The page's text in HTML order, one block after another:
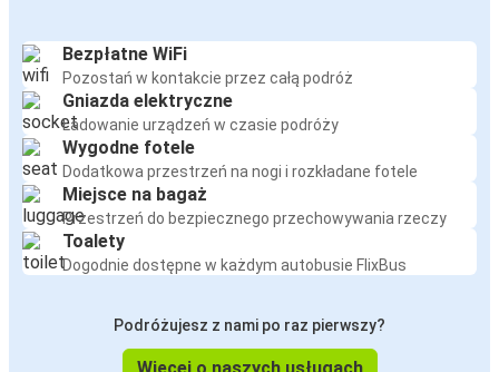
Bezpłatne WiFi
Pozostań w kontakcie przez całą podróż
Gniazda elektryczne
Ładowanie urządzeń w czasie podróży
Wygodne fotele
Dodatkowa przestrzeń na nogi i rozkładane fotele
Miejsce na bagaż
Przestrzeń do bezpiecznego przechowywania rzeczy
Toalety
Dogodnie dostępne w każdym autobusie FlixBus
Podróżujesz z nami po raz pierwszy?